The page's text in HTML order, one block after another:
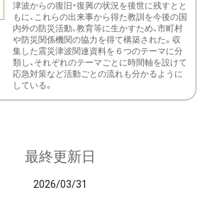
津波からの復旧・復興の状況を後世に残すとと
もに、これらの出来事から得た教訓を今後の国
内外の防災活動、教育等に生かすため、市町村
や防災関係機関の協力を得て構築された。収
集した震災津波関連資料を６つのテーマに分
類し、それぞれのテーマごとに時間軸を設けて
応急対策など活動ごとの流れも分かるように
している。
最終更新日
2026/03/31